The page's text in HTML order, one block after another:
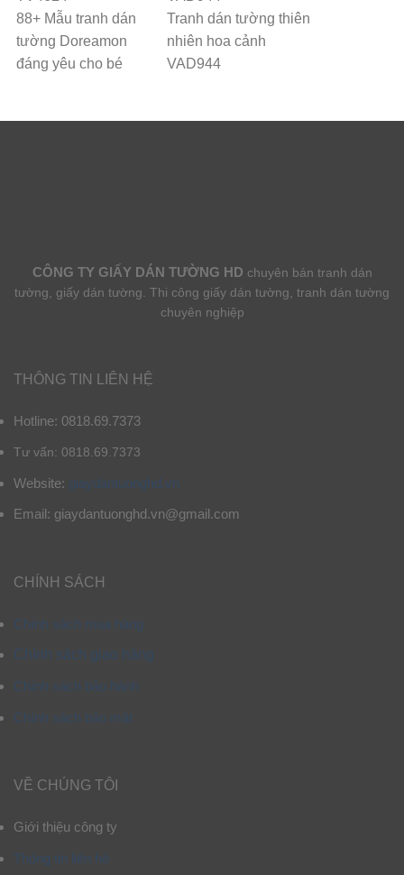
88+ Mẫu tranh dán
tường Doreamon
đáng yêu cho bé
Tranh dán tường thiên
nhiên hoa cảnh
VAD944
CÔNG TY GIẤY DÁN TƯỜNG HD chuyên bán tranh dán
tường, giấy dán tường. Thi công giấy dán tường, tranh dán tường
chuyên nghiệp
THÔNG TIN LIÊN HỆ
Hotline: 0818.69.7373
Tư vấn: 0818.69.7373
Website: giaydantuonghd.vn
Email: giaydantuonghd.vn@gmail.com
CHÍNH SÁCH
Chính sách mua hàng
Chính sách giao hàng
Chính sách bảo hành
Chính sách bảo mật
VỀ CHÚNG TÔI
Giới thiệu công ty
Thông tin liên hệ